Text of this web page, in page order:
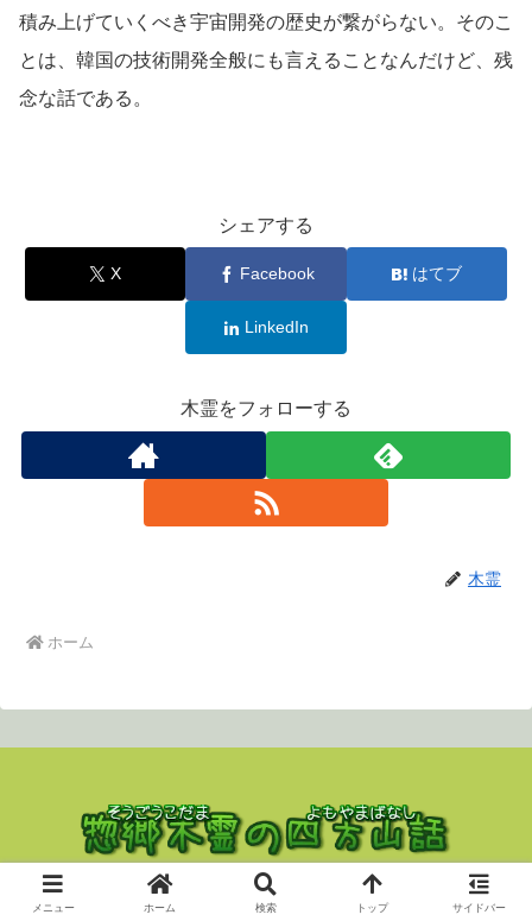
積み上げていくべき宇宙開発の歴史が繋がらない。そのこ
とは、韓国の技術開発全般にも言えることなんだけど、残
念な話である。
シェアする
X Facebook はてブ
LinkedIn
木霊をフォローする
木霊
ホーム
Copyright © 2023 nekodama All Rights Reserved.
メニュー ホーム 検索 トップ サイドバー